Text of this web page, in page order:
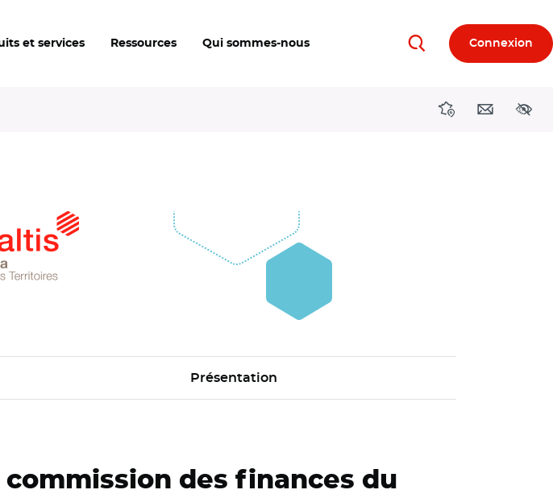
et services Ressources Qui sommes-nous RechercherConnexion
DirectionsContact
Présentation
des finances du